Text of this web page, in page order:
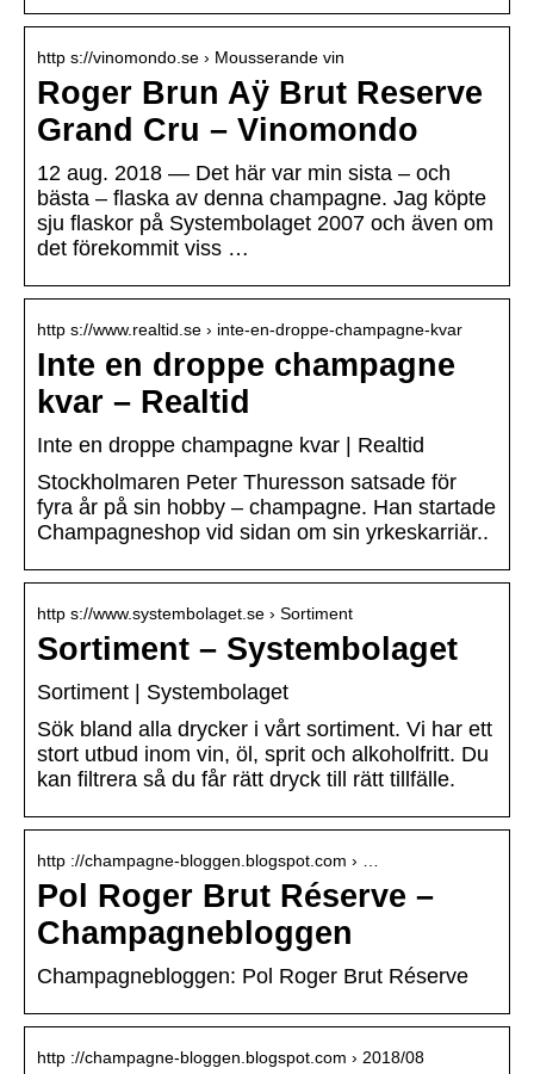
http s://vinomondo.se › Mousserande vin
Roger Brun Aÿ Brut Reserve
Grand Cru – Vinomondo
12 aug. 2018 — Det här var min sista – och
bästa – flaska av denna champagne. Jag köpte
sju flaskor på Systembolaget 2007 och även om
det förekommit viss …
http s://www.realtid.se › inte-en-droppe-champagne-kvar
Inte en droppe champagne
kvar – Realtid
Inte en droppe champagne kvar | Realtid
Stockholmaren Peter Thuresson satsade för
fyra år på sin hobby – champagne. Han startade
Champagneshop vid sidan om sin yrkeskarriär..
http s://www.systembolaget.se › Sortiment
Sortiment – Systembolaget
Sortiment | Systembolaget
Sök bland alla drycker i vårt sortiment. Vi har ett
stort utbud inom vin, öl, sprit och alkoholfritt. Du
kan filtrera så du får rätt dryck till rätt tillfälle.
http ://champagne-bloggen.blogspot.com › …
Pol Roger Brut Réserve –
Champagnebloggen
Champagnebloggen: Pol Roger Brut Réserve
http ://champagne-bloggen.blogspot.com › 2018/08